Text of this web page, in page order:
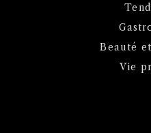
Beauté
Vie